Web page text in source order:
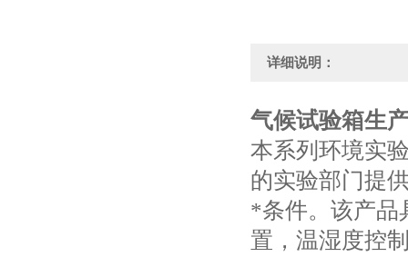
详细说明：
气候试验箱生
本系列环境实
的实验部门提
*条件。该产品
置，温湿度控